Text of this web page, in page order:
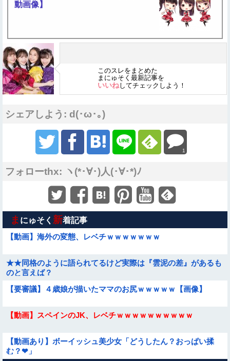
動画像】
このスレをまとめた
まにゅそく最新記事を
いいねしてチェックしよう！
シェアしよう: d(･ω･｡)
1
フォローthx: ヽ(*･∀･)人(･∀･*)ﾉ
ま にゅそく 新着記事
【動画】海外の変態、レベチｗｗｗｗｗｗｗ
★★同格のように語られてるけど実際は『雲泥の差』があるも
のと言えば？
【要審議】４歳娘が描いたママのお尻ｗｗｗｗｗ【画像】
【動画】スペインのJK、レベチｗｗｗｗｗｗｗｗｗｗ
【動画あり】ボーイッシュ美少女「どうしたん？おっぱい揉
む？❤」